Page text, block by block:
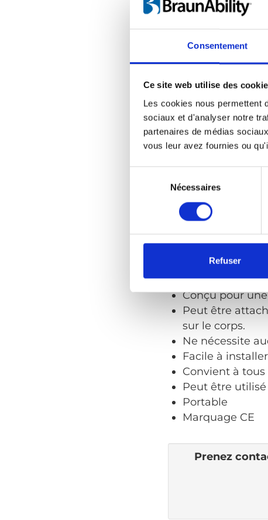
Consentement
Ce site web utilise des
Les cookies nous permettent
sociaux et d'analyser notre
partenaires de médias
vous leur avez fournies ou
consentement
Nécessaires
Refuser
Faits en bref
Universel - «
Conçu pour
Peut être
sur le corps.
Ne nécessite
Facile à installer
Convient à
Peut être
Portable
Marquage CE
Prenez